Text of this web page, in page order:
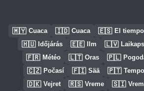
🇲🇾 Cuaca 🇮🇩 Cuaca 🇪🇸 El tiempo
🇭🇺 Időjárás 🇪🇪 Ilm 🇱🇻
🇫🇷 Météo 🇱🇹 Oras 🇵🇱
🇨🇿 Počasí 🇫🇮 Sää 🇵🇹 Tempo
🇩🇰 Vejret 🇷🇸 Vreme 🇸🇮